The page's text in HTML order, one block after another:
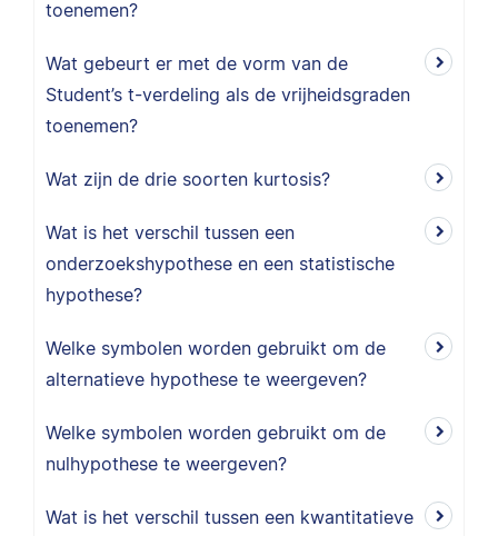
toenemen?
Wat gebeurt er met de vorm van de
Student’s t-verdeling als de vrijheidsgraden
toenemen?
Wat zijn de drie soorten kurtosis?
Wat is het verschil tussen een
onderzoekshypothese en een statistische
hypothese?
Welke symbolen worden gebruikt om de
alternatieve hypothese te weergeven?
Welke symbolen worden gebruikt om de
nulhypothese te weergeven?
Wat is het verschil tussen een kwantitatieve